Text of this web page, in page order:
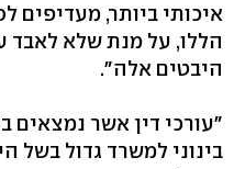
איכותי ביותר, מעדיפים
הללו, על מנת שלא לאבד
היבטים אלה".
"עורכי דין אשר נמצאים
בינוני למשרד גדול בשל